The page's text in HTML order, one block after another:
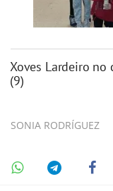
Xoves Lardeiro no colexio de Manzaneda 2022
(9)
SONIA RODRÍGUEZ